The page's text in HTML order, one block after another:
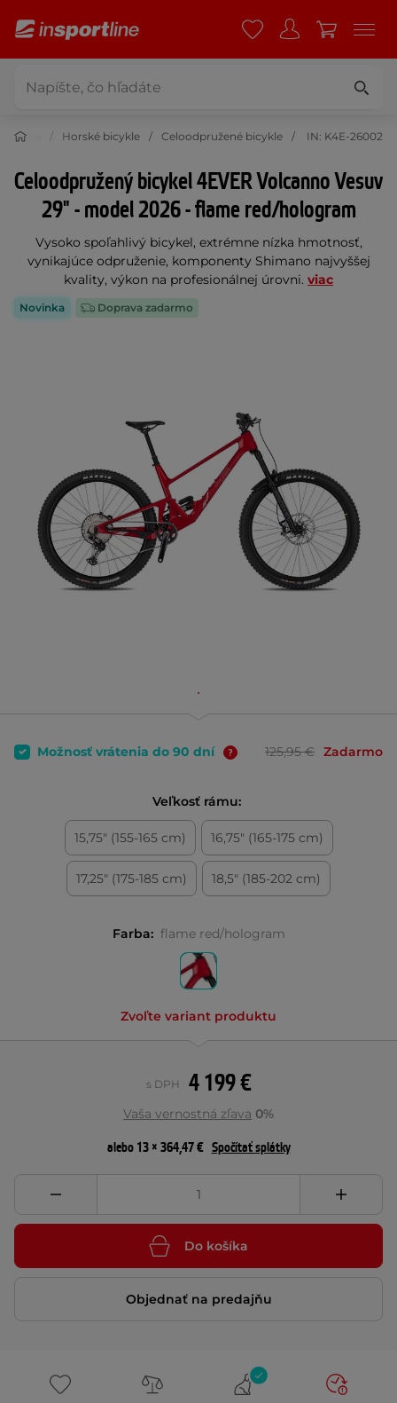
Bicykle Horské bicykle Celoodpružené bicykle IN: K4E-26002
Celoodpružený bicykel 4EVER Volcanno Vesuv
29" - model 2026 - flame red/hologram
Vysoko spoľahlivý bicykel, extrémne nízka hmotnosť,
vynikajúce odpruženie, komponenty Shimano najvyššej
kvality, výkon na profesionálnej úrovni. viac
Novinka Doprava zadarmo
Možnosť vrátenia do 90 dní 125,95 € Zadarmo
Veľkosť rámu:
15,75" (155-165 cm) 16,75" (165-175 cm)
17,25" (175-185 cm) 18,5" (185-202 cm)
Farba: flame red/hologram
Zvoľte variant produktu
4 199 €
s DPH
Vaša vernostná zľava 0%
alebo 13 × 364,47 € Spočítať splátky
Do košíka
Objednať na predajňu